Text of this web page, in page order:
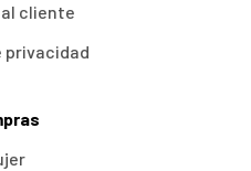
cliente
privacidad